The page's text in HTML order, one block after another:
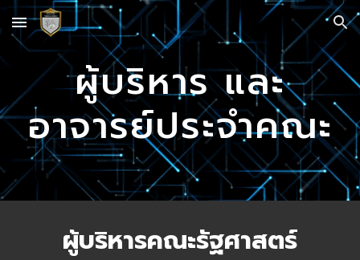
Skip to main content Skip to navigation
ผู้บริหาร และ
อาจารย์ประจำคณะ
ผู้บริหารคณะรัฐศาสตร์